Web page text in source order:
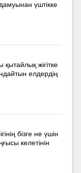
үштікке
жігітке
елдердің
бізге не үшін
келетінін